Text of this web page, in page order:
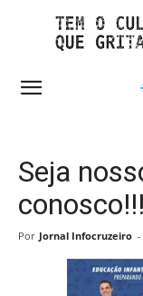
Seja
conosco!!!
Por Jornal Infocruzeiro -